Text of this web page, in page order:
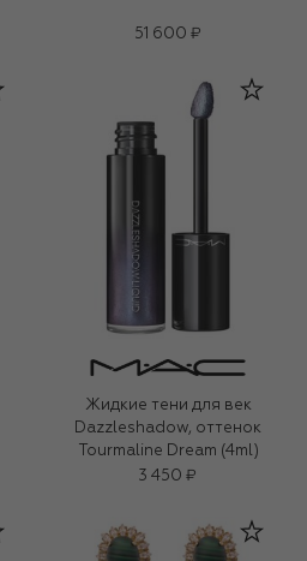
51 600 ₽
Жидкие тени для век
Dazzleshadow, оттенок
Tourmaline Dream (4ml)
3 450 ₽